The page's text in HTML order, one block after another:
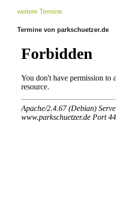
weitere Termine
Termine von parkschuetzer.de